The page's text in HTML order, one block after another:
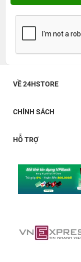
VỀ 24HSTORE
CHÍNH SÁCH
HỖ TRỢ